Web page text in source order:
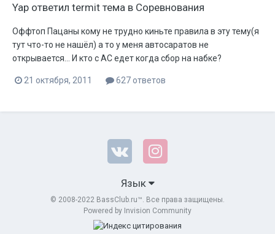
Yap ответил termit тема в Соревнования
Оффтоп Пацаны кому не трудно киньте правила в эту тему(я
тут что-то не нашёл) а то у меня автосаратов не
открывается... И кто с АС едет когда сбор на набке?
21 октября, 2011 627 ответов
Язык
© 2008-2022 BassClub.ru™. Все права защищены.
Powered by Invision Community